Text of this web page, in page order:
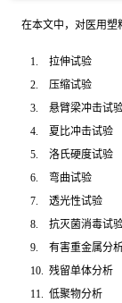
在本文中，对医用塑
1.
拉伸试验
2.
压缩试验
3.
悬臂梁冲击试
4.
夏比冲击试验
5.
洛氏硬度试验
6.
弯曲试验
7.
透光性试验
8.
抗灭菌消毒试
9.
有害重金属分
10. 残留单体分析
11. 低聚物分析